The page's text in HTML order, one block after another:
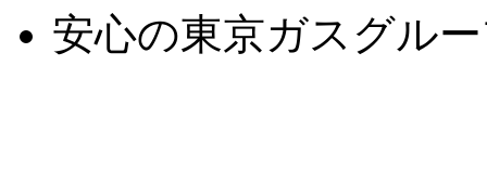
安心の東京ガスグル